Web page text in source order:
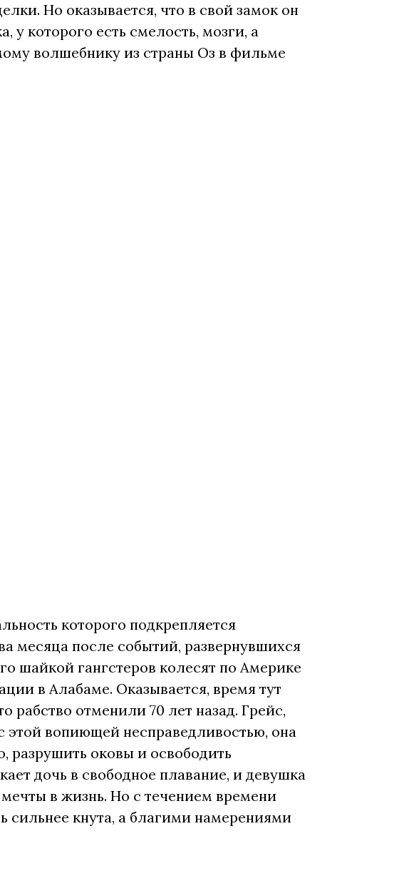
Но оказывается, что в свой замок он
у которого есть смелость, мозги, а
волшебнику из страны Оз в фильме
которого подкрепляется
месяца после событий, развернувшихся
шайкой гангстеров колесят по Америке
в Алабаме. Оказывается, время тут
рабство отменили 70 лет назад. Грейс,
этой вопиющей несправедливостью, она
разрушить оковы и освободить
дочь в свободное плавание, и девушка
в жизнь. Но с течением времени
сильнее кнута, а благими намерениями